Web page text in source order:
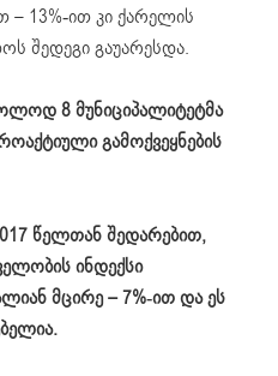
– 13%-ით კი ქარელის
შედეგი გაუარესდა.
8მუნიციპალიტეტმა
გამოქვეყნების
წელთანშედარებით,
ინდექსი
მცირე– 7%-ითდაეს
.